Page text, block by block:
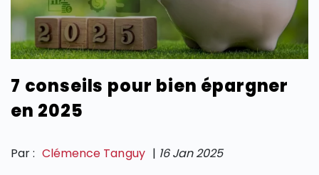
CATÉGORIES
SECTIONS
7 conseils pour bien épargner
en 2025
Par : Clémence Tanguy | 16 Jan 2025